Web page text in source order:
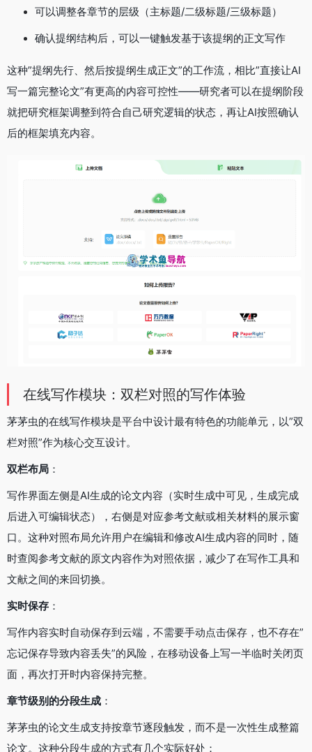
可以调整各章节的层级（主标题/二级标题/三级标题）
确认提纲结构后，可以一键触发基于该提纲的正文写作
这种”提纲先行、然后按提纲生成正文”的工作流，相比”直接让AI
写一篇完整论文”有更高的内容可控性——研究者可以在提纲阶段
就把研究框架调整到符合自己研究逻辑的状态，再让AI按照确认
后的框架填充内容。
在线写作模块：双栏对照的写作体验
茅茅虫的在线写作模块是平台中设计最有特色的功能单元，以”双
栏对照”作为核心交互设计。
双栏布局 ：
写作界面左侧是AI生成的论文内容（实时生成中可见，生成完成
后进入可编辑状态），右侧是对应参考文献或相关材料的展示窗
口。这种对照布局允许用户在编辑和修改AI生成内容的同时，随
时查阅参考文献的原文内容作为对照依据，减少了在写作工具和
文献之间的来回切换。
实时保存 ：
写作内容实时自动保存到云端，不需要手动点击保存，也不存在”
忘记保存导致内容丢失”的风险，在移动设备上写一半临时关闭页
面，再次打开时内容保持完整。
章节级别的分段生成 ：
茅茅虫的论文生成支持按章节逐段触发，而不是一次性生成整篇
论文。这种分段生成的方式有几个实际好处：